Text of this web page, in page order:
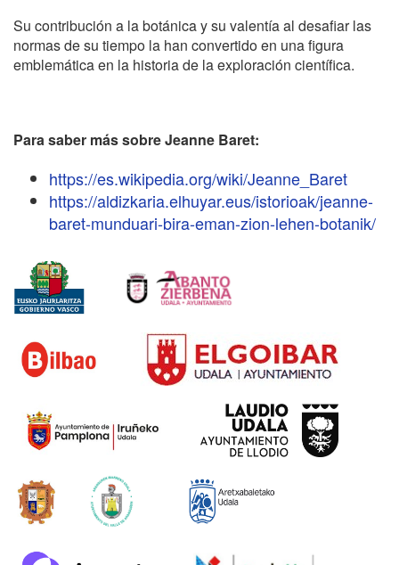
Su contribución a la botánica y su valentía al desafiar las
normas de su tiempo la han convertido en una figura
emblemática en la historia de la exploración científica.
Para saber más sobre Jeanne Baret:
https://es.wikipedia.org/wiki/Jeanne_Baret
https://aldizkaria.elhuyar.eus/istorioak/jeanne-
baret-munduari-bira-eman-zion-lehen-botanik/